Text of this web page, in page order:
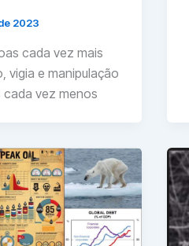
2023
cada vez mais
vigia e manipulação
vez menos